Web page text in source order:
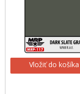
Vložiť do košíka